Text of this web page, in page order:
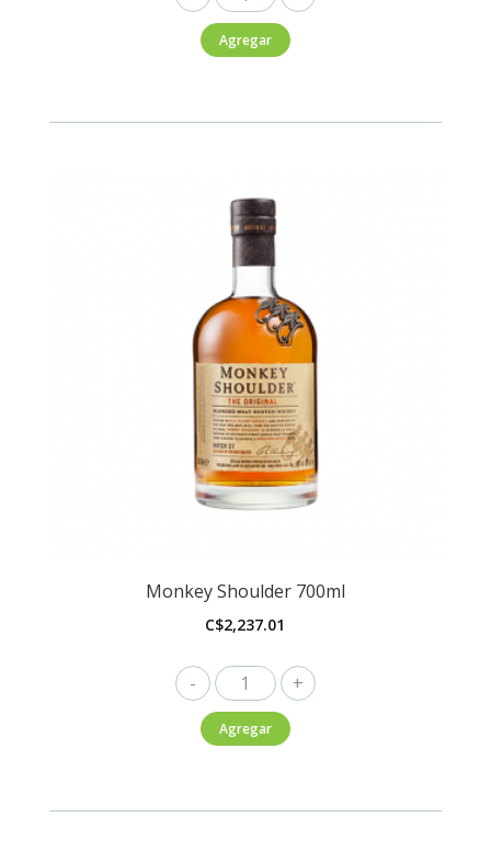
Regal
Extra
Agregar
Monkey Shoulder 700ml
C$2,237.01
Monkey
Shoulder
700ml
Agregar